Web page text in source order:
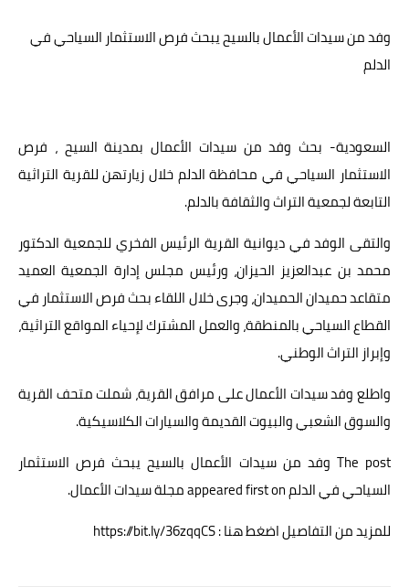
عالم المرأة
أخبار عربية
أخبار النجوم
أخبار العالم
وفد من سيدات الأعمال بالسيح يبحث فرص الاستثمار السياحي في
الدلم
السعودية- بحث وفد من سيدات الأعمال بمدينة السيح ، فرص
الاستثمار السياحي في محافظة الدلم خلال زيارتهن للقرية التراثية
التابعة لجمعية التراث والثقافة بالدلم.
والتقى الوفد في ديوانية القرية الرئيس الفخري للجمعية الدكتور
محمد بن عبدالعزيز الحيزان، ورئيس مجلس إدارة الجمعية العميد
متقاعد حميدان الحميدان، وجرى خلال اللقاء بحث فرص الاستثمار في
القطاع السياحي بالمنطقة، والعمل المشترك لإحياء المواقع التراثية،
وإبراز التراث الوطني.
واطلع وفد سيدات الأعمال على مرافق القرية، شملت متحف القرية
والسوق الشعبي والبيوت القديمة والسيارات الكلاسيكية.
The post وفد من سيدات الأعمال بالسيح يبحث فرص الاستثمار
السياحي في الدلم
مجلة سيدات الأعمال.
للمزيد من التفاصيل اضغط هنا : https://bit.ly/36zqqCS